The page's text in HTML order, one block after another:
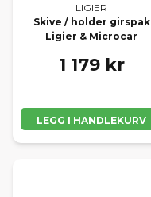
LIGIER
Skive / holder girspak
Ligier & Microcar
1 179 kr
LEGG I HANDLEKURV